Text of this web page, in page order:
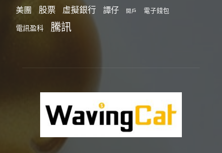
美團 股票 虛擬銀行 譚仔 開戶 電子錢包
電訊盈科 騰訊